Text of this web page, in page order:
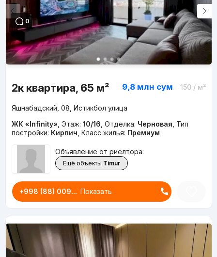
0
2к квартира, 65 м² 9,8 млн сум 150/ м²
Яшнабадский, 08, Истикбол улица
ЖК «Infinity» Этаж: 10/16 Отделка: Черновая Тип
постройки: Кирпич Класс жилья: Премиум
Объявление от риелтора:
Ещё объекты Timur
+998 (88) 009... Показать